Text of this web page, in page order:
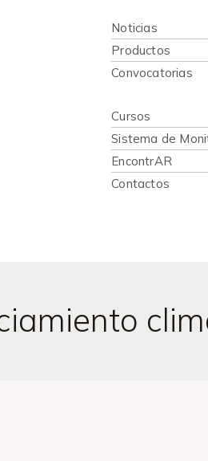
Noticias
Productos
Convocatorias
Cursos
Sistema de
EncontrAR
Contactos